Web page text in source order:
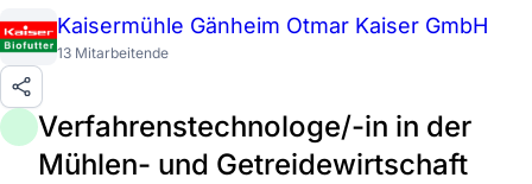
Kaisermühle Gänheim Otmar Kaiser GmbH
13 Mitarbeitende
Verfahrenstechnologe/-in in der
Mühlen- und Getreidewirtschaft